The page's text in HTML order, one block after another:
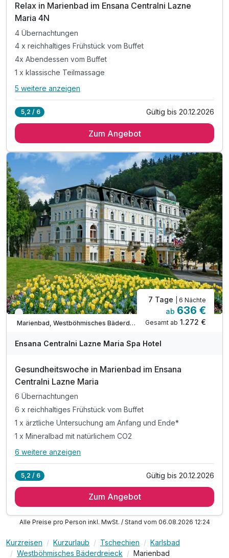
Relax in Marienbad im Ensana Centralni Lazne
Maria 4N
4 Übernachtungen
4 x reichhaltiges Frühstück vom Buffet
4x Abendessen vom Buffet
1 x klassische Teilmassage
Alle Inklusivleistungen
4 x reichhaltiges Frühstück vom Buffet
1 x klassische Teilmassage
1 x Mineralbad mit natürlichem CO2
1 x Paraffinbehandlung für Hände
inkl. Nutzung Pool und Sauna
inkl. Ensana Marienbad Vorteilskarte
inkl. Nutzung WLAN
5 weitere anzeigen
5,2 / 6 Gültig bis 20.12.2026
Zum Angebot
Verfügbar bis Dezember
Marienbad, Westböhmisches Bäderdreieck
7 Tage | 6 Nächte
ab 636 €
Gesamt ab 1.272 €
Ensana Centralni Lazne Maria Spa Hotel
Gesundheitswoche in Marienbad im Ensana
Centralni Lazne Maria
6 Übernachtungen
6 x reichhaltiges Frühstück vom Buffet
1 x ärztliche Untersuchung am Anfang und Ende*
1 x Mineralbad mit natürlichem CO2
Alle Inklusivleistungen
6 x reichhaltiges Frühstück vom Buffet
1 x Mineralbad mit natürlichem CO2
1 x natürliches trockenes Kohlendioxidbad
6 weitere anzeigen
5,2 / 6 Gültig bis 20.12.2026
Zum Angebot
Alle Preise pro Person inkl. MwSt. / Stand vom 06.08.2026 12:24
Kurzreisen Kurzurlaub Tschechien
Karlsbad
Westböhmisches Bäderdreieck
Marienbad